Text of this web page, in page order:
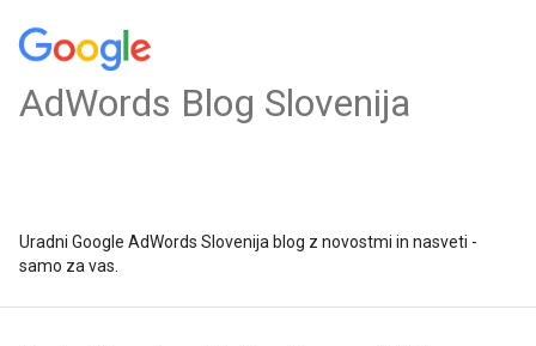
AdWords Blog Slovenija
Uradni Google AdWords Slovenija blog z novostmi in nasveti -
samo za vas.